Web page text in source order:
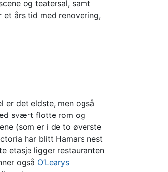
og teatersal, samt
et års tid med renovering,
er det eldste, men også
svært flotte rom og
(som er i de to øverste
har blitt Hamars nest
etasje ligger restauranten
også O’Learys